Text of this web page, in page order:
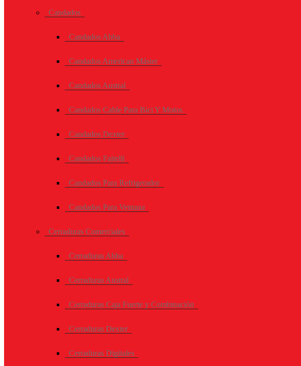
Candados
Candados Abba
Candados American Máster
Candados Austral
Candados Cable Para Bici Y Motos
Candados Dexter
Candados Faitelli
Candados Para Refrigerador
Candados Para Ventana
Cerraduras Comerciales
Cerraduras Abba
Cerraduras Austral
Cerraduras Caja Fuerte y Combinación
Cerraduras Dexter
Cerraduras Digitales